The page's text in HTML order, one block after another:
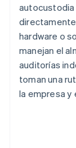
autocustodia
hardware o
manejan el
auditorías
toman una
la empresa y